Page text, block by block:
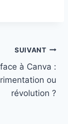
SUIVANT
à Canva :
ou
révolution ?